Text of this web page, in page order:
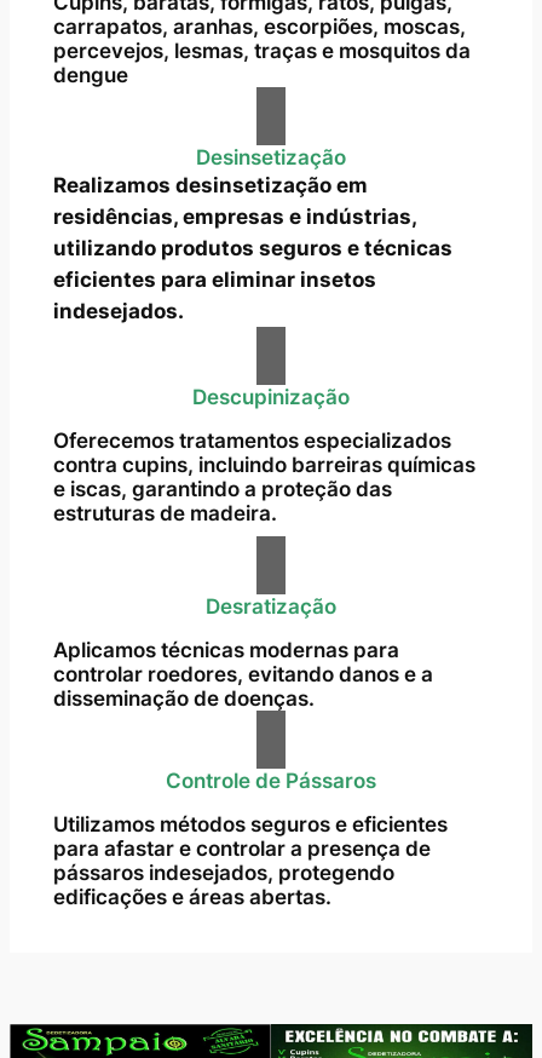
carrapatos, aranhas, escorpiões, moscas,
percevejos, lesmas, traças e mosquitos da
dengue
Desinsetização
Realizamos desinsetização em
residências, empresas e indústrias,
utilizando produtos seguros e técnicas
eficientes para eliminar insetos
indesejados.
Descupinização
Oferecemos tratamentos especializados
contra cupins, incluindo barreiras químicas
e iscas, garantindo a proteção das
estruturas de madeira.
Desratização
Aplicamos técnicas modernas para
controlar roedores, evitando danos e a
disseminação de doenças.
Controle de Pássaros
Utilizamos métodos seguros e eficientes
para afastar e controlar a presença de
pássaros indesejados, protegendo
edificações e áreas abertas.